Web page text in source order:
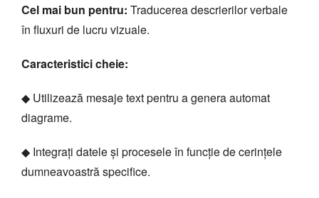
Cel mai bun pentru: Traducerea descrierilor verbale
în fluxuri de lucru vizuale.
Caracteristici cheie:
◆ Utilizează mesaje text pentru a genera automat
diagrame.
◆ Integrați datele și procesele în funcție de cerințele
dumneavoastră specifice.